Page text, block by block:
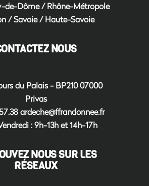
de-Dôme/Rhône-Métropole
/Savoie/Haute-Savoie
NOUS
du Palais - BP210 07000
Privas
ardeche@ffrandonnee.fr
: 9h-13h et 14h-17h
NOUS SUR LES
RÉSEAUX